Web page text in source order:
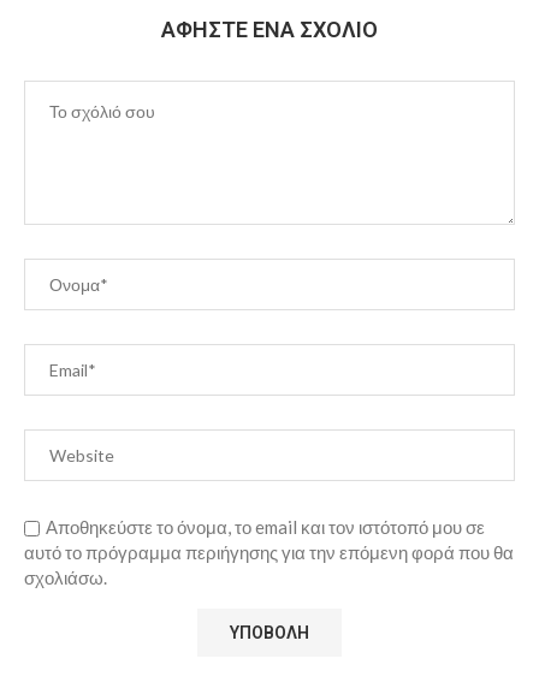
ΑΦΉΣΤΕ ΈΝΑ ΣΧΌΛΙΟ
Αποθηκεύστε το όνομα, το email και τον ιστότοπό μου σε
αυτό το πρόγραμμα περιήγησης για την επόμενη φορά που θα
σχολιάσω.